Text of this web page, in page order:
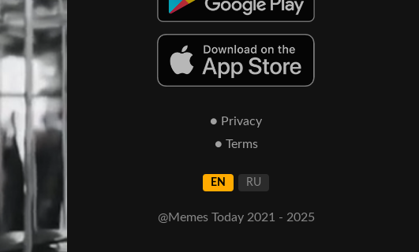
● Privacy
● Terms
EN RU
@Memes Today 2021 - 2025